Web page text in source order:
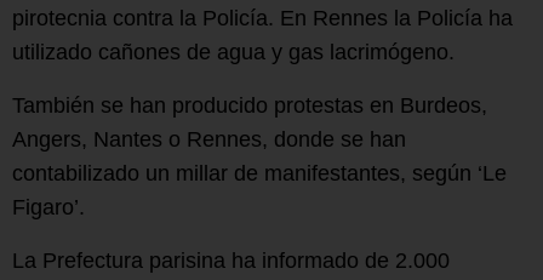
pirotecnia contra la Policía. En Rennes la Policía ha
utilizado cañones de agua y gas lacrimógeno.
También se han producido protestas en Burdeos,
Angers, Nantes o Rennes, donde se han
contabilizado un millar de manifestantes, según ‘Le
Figaro’.
La Prefectura parisina ha informado de 2.000